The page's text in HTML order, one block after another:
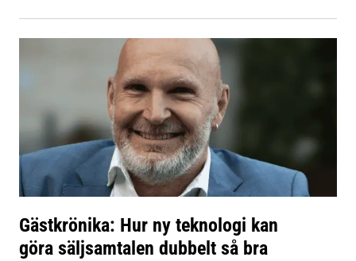
Gästkrönika: Hur ny teknologi kan
göra säljsamtalen dubbelt så bra